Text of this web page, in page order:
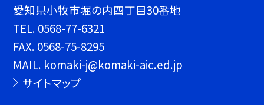
愛知県小牧市堀の内四丁目30番地
TEL. 0568-77-6321
FAX. 0568-75-8295
MAIL. komaki-j@komaki-aic.ed.jp
サイトマップ